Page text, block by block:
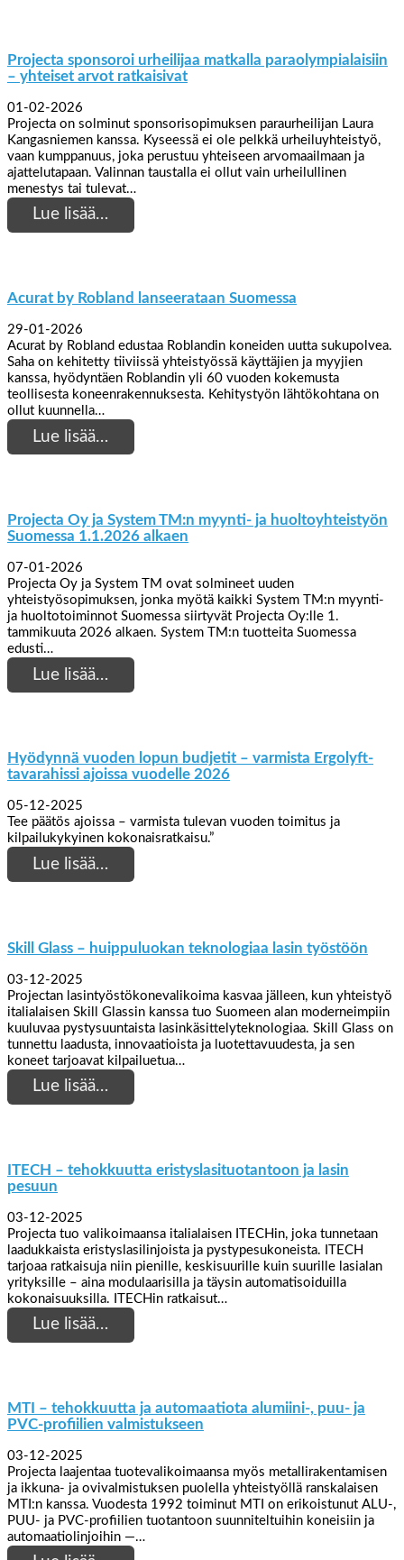
Projecta sponsoroi urheilijaa matkalla paraolympialaisiin
– yhteiset arvot ratkaisivat
01-02-2026
Projecta on solminut sponsorisopimuksen paraurheilijan Laura
Kangasniemen kanssa. Kyseessä ei ole pelkkä urheiluyhteistyö,
vaan kumppanuus, joka perustuu yhteiseen arvomaailmaan ja
ajattelutapaan. Valinnan taustalla ei ollut vain urheilullinen
menestys tai tulevat…
Lue lisää…
Acurat by Robland lanseerataan Suomessa
29-01-2026
Acurat by Robland edustaa Roblandin koneiden uutta sukupolvea.
Saha on kehitetty tiiviissä yhteistyössä käyttäjien ja myyjien
kanssa, hyödyntäen Roblandin yli 60 vuoden kokemusta
teollisesta koneenrakennuksesta. Kehitystyön lähtökohtana on
ollut kuunnella…
Lue lisää…
Projecta Oy ja System TM:n myynti- ja huoltoyhteistyön
Suomessa 1.1.2026 alkaen
07-01-2026
Projecta Oy ja System TM ovat solmineet uuden
yhteistyösopimuksen, jonka myötä kaikki System TM:n myynti-
ja huoltotoiminnot Suomessa siirtyvät Projecta Oy:lle 1.
tammikuuta 2026 alkaen. System TM:n tuotteita Suomessa
edusti…
Lue lisää…
Hyödynnä vuoden lopun budjetit – varmista Ergolyft-
tavarahissi ajoissa vuodelle 2026
05-12-2025
Tee päätös ajoissa – varmista tulevan vuoden toimitus ja
kilpailukykyinen kokonaisratkaisu.”
Lue lisää…
Skill Glass – huippuluokan teknologiaa lasin työstöön
03-12-2025
Projectan lasintyöstökonevalikoima kasvaa jälleen, kun yhteistyö
italialaisen Skill Glassin kanssa tuo Suomeen alan moderneimpiin
kuuluvaa pystysuuntaista lasinkäsittelyteknologiaa. Skill Glass on
tunnettu laadusta, innovaatioista ja luotettavuudesta, ja sen
koneet tarjoavat kilpailuetua…
Lue lisää…
ITECH – tehokkuutta eristyslasituotantoon ja lasin
pesuun
03-12-2025
Projecta tuo valikoimaansa italialaisen ITECHin, joka tunnetaan
laadukkaista eristyslasilinjoista ja pystypesukoneista. ITECH
tarjoaa ratkaisuja niin pienille, keskisuurille kuin suurille lasialan
yrityksille – aina modulaarisilla ja täysin automatisoiduilla
kokonaisuuksilla. ITECHin ratkaisut…
Lue lisää…
MTI – tehokkuutta ja automaatiota alumiini-, puu- ja
PVC-profiilien valmistukseen
03-12-2025
Projecta laajentaa tuotevalikoimaansa myös metallirakentamisen
ja ikkuna- ja ovivalmistuksen puolella yhteistyöllä ranskalaisen
MTI:n kanssa. Vuodesta 1992 toiminut MTI on erikoistunut ALU-,
PUU- ja PVC-profiilien tuotantoon suunniteltuihin koneisiin ja
automaatiolinjoihin —…